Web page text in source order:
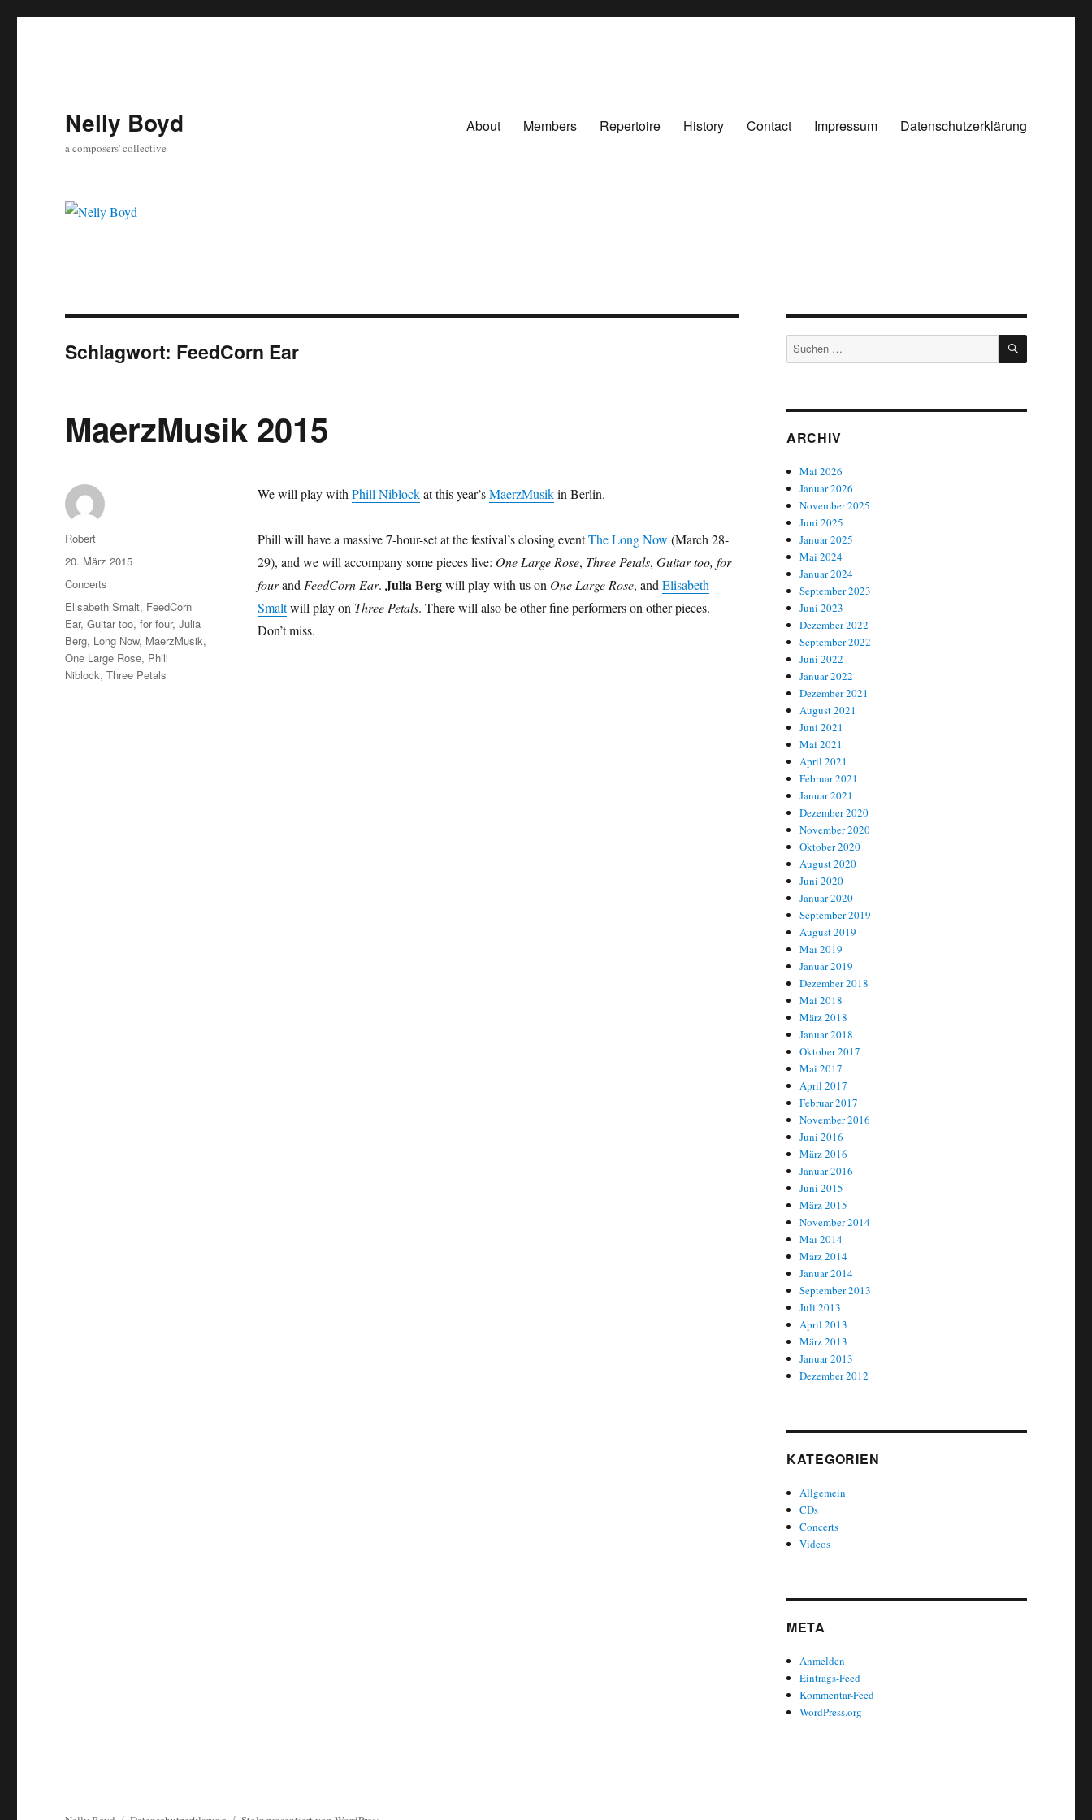
Nelly Boyd
a composers' collective
About Members Repertoire History Contact Impressum Datenschutzerklärung
Schlagwort: FeedCorn Ear
MaerzMusik 2015
We will play withPhill Niblockat this year’sMaerzMusikin Berlin.
Phill will have a massive 7-hour-set at the festival’s closing eventThe Long Now (March 28-
29), and we will accompany some pieces live: One Large Rose, Three Petals, Guitar too, for
fourandFeedCorn Ear. Julia Bergwill play with us on One Large Rose, andElisabeth
Smaltwill play on Three Petals. There will also be other fine performers on other pieces.
Don’t miss.
Autor
Robert
Veröffentlicht
am
20. März 2015
Kategorien
Concerts
Schlagwörter
Elisabeth Smalt, FeedCorn
Ear,Guitar too, for four,Julia
Berg, Long Now, MaerzMusik,
One Large Rose, Phill
Niblock,Three Petals
Suchen
nach:
SUCHEN
ARCHIV
Mai 2026
Januar 2026
November 2025
Juni 2025
Januar 2025
Mai 2024
Januar 2024
September 2023
Juni 2023
Dezember 2022
September 2022
Juni 2022
Januar 2022
Dezember 2021
August 2021
Juni 2021
Mai 2021
April 2021
Februar 2021
Januar 2021
Dezember 2020
November 2020
Oktober 2020
August 2020
Juni 2020
Januar 2020
September 2019
August 2019
Mai 2019
Januar 2019
Dezember 2018
Mai 2018
März 2018
Januar 2018
Oktober 2017
Mai 2017
April 2017
Februar 2017
November 2016
Juni 2016
März 2016
Januar 2016
Juni 2015
März 2015
November 2014
Mai 2014
März 2014
Januar 2014
September 2013
Juli 2013
April 2013
März 2013
Januar 2013
Dezember 2012
KATEGORIEN
Allgemein
CDs
Concerts
Videos
META
Anmelden
Eintrags-Feed
Kommentar-Feed
WordPress.org